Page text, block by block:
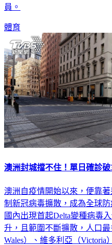
員。
體育
澳洲封城擋不住！單日確診
澳洲自疫情開始以來，便靠
制新冠病毒擴散，成為全球
國內出現首起Delta變種病毒
升，且範圍不斷擴散，人口
Wales）、維多利亞（Victoria